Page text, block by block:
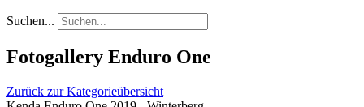
Suchen...
Fotogallery Enduro One
Zurück zur Kategorieübersicht